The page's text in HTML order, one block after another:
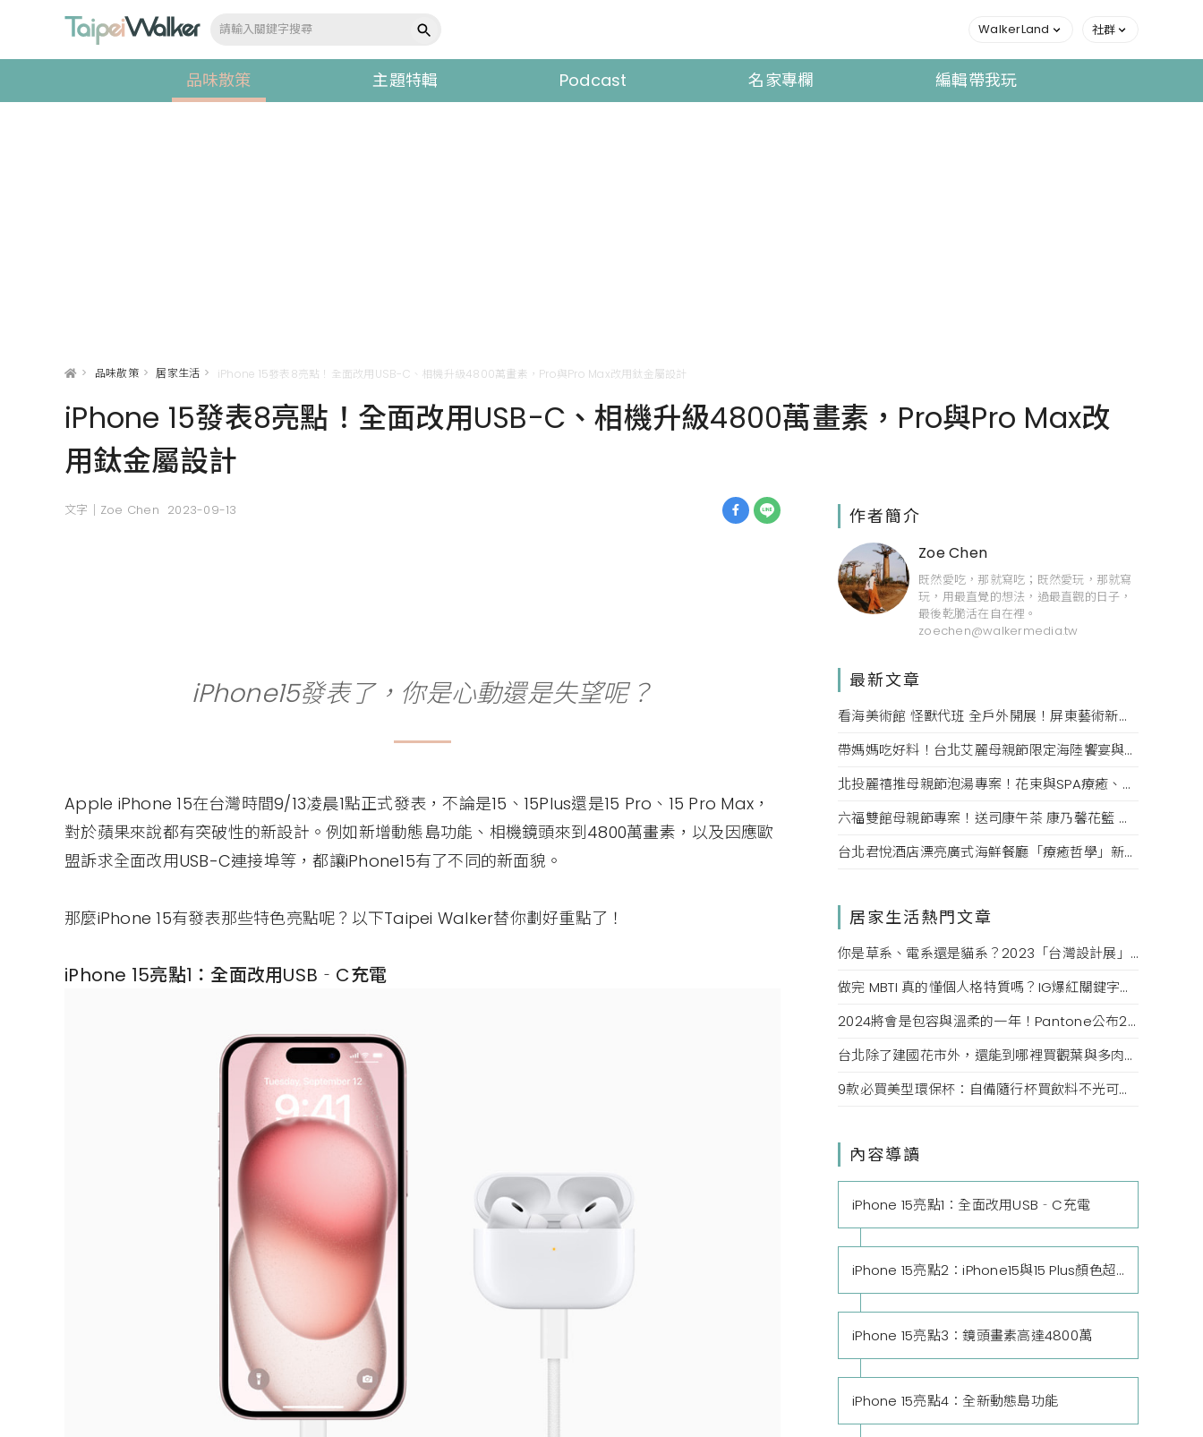
WalkerLand 社群
品味散策 主題特輯 Podcast 名家專欄 編輯帶我玩
> 品味散策 > 居家生活 > iPhone 15發表8亮點！全面改用USB-C、相機升級4800萬畫素，Pro與Pro Max改用鈦金屬設計
iPhone 15發表8亮點！全面改用USB-C、相機升級4800萬畫素，Pro與Pro Max改
用鈦金屬設計
文字｜Zoe Chen 2023-09-13
iPhone15發表了，你是心動還是失望呢？
Apple iPhone 15在台灣時間9/13凌晨1點正式發表，不論是15、15Plus還是15 Pro、15 Pro Max，
對於蘋果來說都有突破性的新設計。例如新增動態島功能、相機鏡頭來到4800萬畫素，以及因應歐
盟訴求全面改用USB-C連接埠等，都讓iPhone15有了不同的新面貌。
那麼iPhone 15有發表那些特色亮點呢？以下Taipei Walker替你劃好重點了！
iPhone 15亮點1：全面改用USB‐C充電
作者簡介
Zoe Chen
既然愛吃，那就寫吃；既然愛玩，那就寫
玩，用最直覺的想法，過最直觀的日子，
最後乾脆活在自在裡。
zoechen@walkermedia.tw
最新文章
看海美術館 怪獸代班 全戶外開展！屏東藝術新亮點 網美必拍。
帶媽媽吃好料！台北艾麗母親節限定海陸饗宴與住房專案一次收藏。
北投麗禧推母親節泡湯專案！花束與SPA療癒、甜點同步登場
六福雙館母親節專案！送司康午茶 康乃馨花籃 演唱會票，高鐵78折限量。
台北君悅酒店漂亮廣式海鮮餐廳「療癒哲學」新菜單！每一口都成為心靈的享受。
居家生活熱門文章
你是草系、電系還是貓系？2023「台灣設計展」心理測驗測出跟你同種屬性的「圈內人」
做完 MBTI 真的懂個人格特質嗎？IG爆紅關鍵字版「16型人格分析」，用OS模式更了解內心個性
2024將會是包容與溫柔的一年！Pantone公布2024顏色為「Peach Fuzz」柔和桃，表述對寧靜的渴望
台北除了建國花市外，還能到哪裡買觀葉與多肉植物？MRS. INOUE、A Life with Plants、品日子…每一間都好好逛
9款必買美型環保杯：自備隨行杯買飲料不光可以保護環境，飲料杯拿在手還是生活品味的表現
內容導讀
iPhone 15亮點1：全面改用USB‐C充電
iPhone 15亮點2：iPhone15與15 Plus顏色超可愛
iPhone 15亮點3：鏡頭畫素高達4800萬
iPhone 15亮點4：全新動態島功能